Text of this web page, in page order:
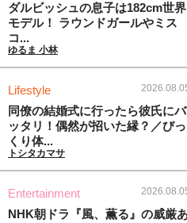
ダルビッシュの息子は182cm世界
モデル！ ラウンドガールやミス
コ...
ゆるま 小林
Lifestyle
同僚の結婚式に行ったら彼氏にバ
ッタリ！偶然が招いた縁？／びっ
くり体...
トシタカマサ
Entertainment
NHK朝ドラ『風、薫る』の威厳